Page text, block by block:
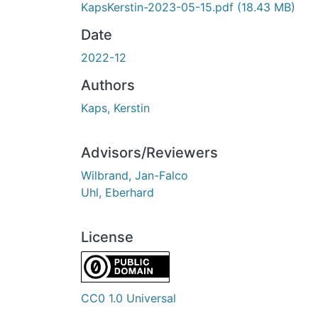
KapsKerstin-2023-05-15.pdf (18.43 MB)
Date
2022-12
Authors
Kaps, Kerstin
Advisors/Reviewers
Wilbrand, Jan-Falco
Uhl, Eberhard
License
CC0 1.0 Universal